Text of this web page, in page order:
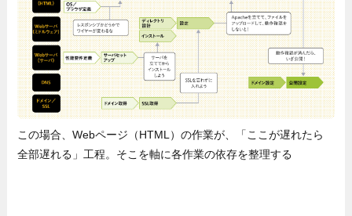
この場合、Webページ（HTML）の作業が、「ここが遅れたら
全部遅れる」工程。そこを軸に各作業の依存を整理する